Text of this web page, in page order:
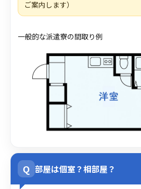
ご案内します）
一般的な派遣寮の間取り例
Q 部屋は個室？相部屋？